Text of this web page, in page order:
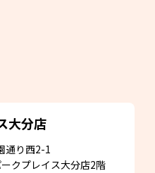
大分店
通り西2-1
クプレイス大分店2階